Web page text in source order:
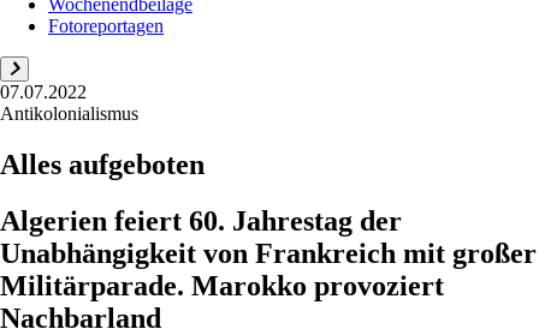
Wochenendbeilage
Fotoreportagen
07.07.2022
Antikolonialismus
Alles aufgeboten
Algerien feiert 60. Jahrestag der
Unabhängigkeit von Frankreich mit großer
Militärparade. Marokko provoziert
Nachbarland